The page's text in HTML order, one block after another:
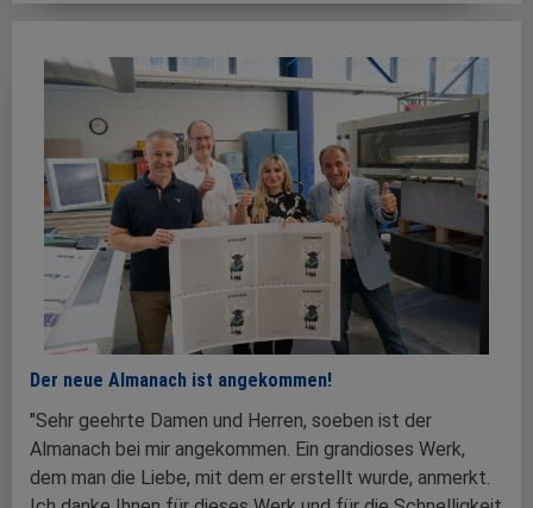
Der neue Almanach ist angekommen!
"Sehr geehrte Damen und Herren, soeben ist der
Almanach bei mir angekommen. Ein grandioses Werk,
dem man die Liebe, mit dem er erstellt wurde, anmerkt.